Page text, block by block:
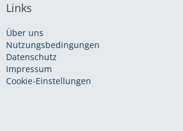
Links
Über uns
Nutzungsbedingungen
Datenschutz
Impressum
Cookie-Einstellungen